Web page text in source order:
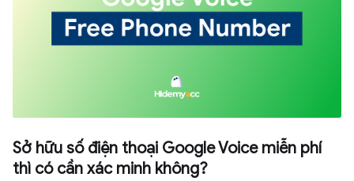
Sở hữu số điện thoại Google Voice miễn phí
thì có cần xác minh không?